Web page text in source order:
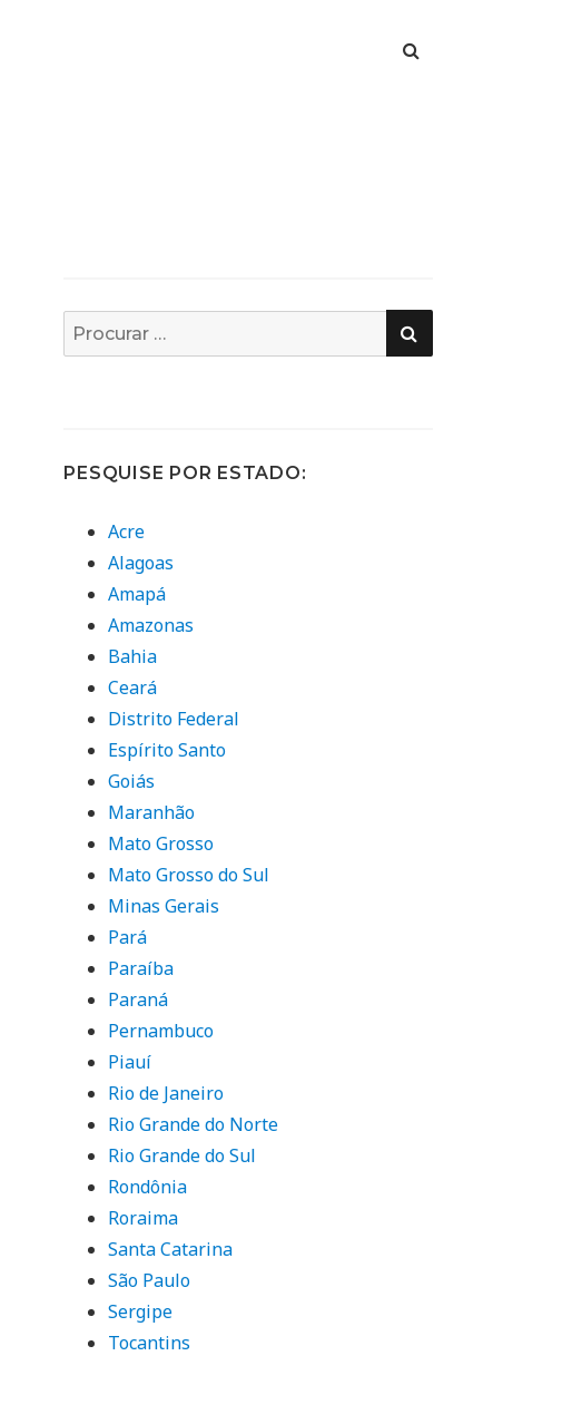
Busca
por:
PESQUISA
PESQUISE POR ESTADO:
Acre
Alagoas
Amapá
Amazonas
Bahia
Ceará
Distrito Federal
Espírito Santo
Goiás
Maranhão
Mato Grosso
Mato Grosso do Sul
Minas Gerais
Pará
Paraíba
Paraná
Pernambuco
Piauí
Rio de Janeiro
Rio Grande do Norte
Rio Grande do Sul
Rondônia
Roraima
Santa Catarina
São Paulo
Sergipe
Tocantins